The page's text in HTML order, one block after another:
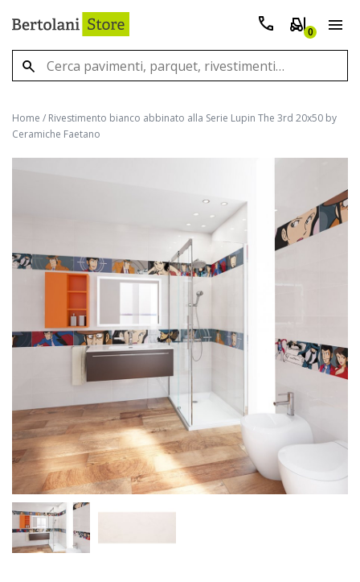
0
Home / Rivestimento bianco abbinato alla Serie Lupin The 3rd 20x50 by
Ceramiche Faetano